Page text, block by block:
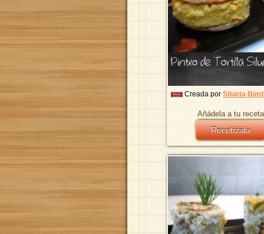
Pintxo de Tortilla
Creada por Silueta
Añádela a tu
Recetízala